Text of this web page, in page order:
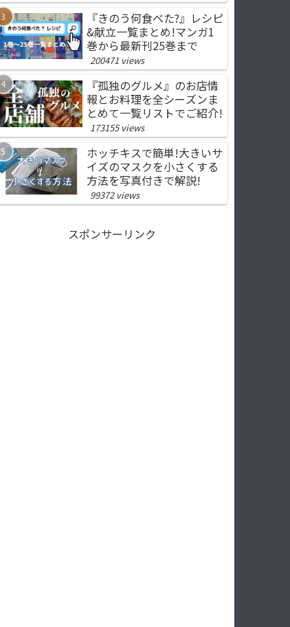
『きのう何食べた?』レシピ
&献立一覧まとめ!マンガ1
巻から最新刊25巻まで
200471 views
『孤独のグルメ』のお店情
報とお料理を全シーズンま
とめて一覧リストでご紹介!
173155 views
ホッチキスで簡単!大きいサ
イズのマスクを小さくする
方法を写真付きで解説!
99372 views
スポンサーリンク